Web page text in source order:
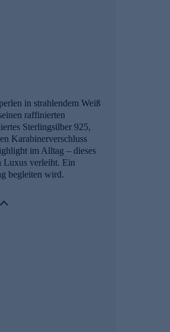
in strahlendem Weiß
raffinierten
Sterlingsilber 925,
Karabinerverschluss
im Alltag – dieses
Luxus verleiht. Ein
begleiten wird.